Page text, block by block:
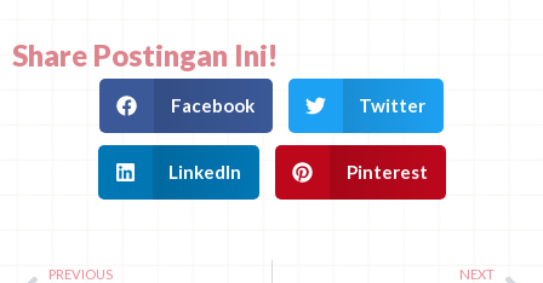
Share Postingan Ini!
Facebook Twitter
LinkedIn Pinterest
PREVIOUS NEXT